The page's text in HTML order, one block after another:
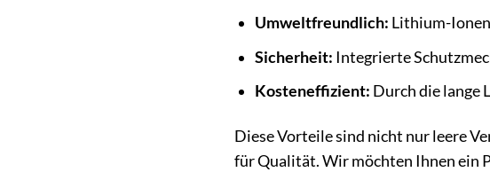
Umweltfreundlich: Lithium-
Sicherheit: Integrierte
Kosteneffizient: Durch die lange
Diese Vorteile sind nicht nur leere
für Qualität. Wir möchten Ihnen ein